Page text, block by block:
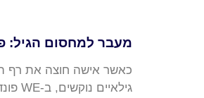
מעבר למחסום הגיל: